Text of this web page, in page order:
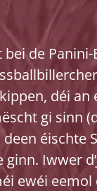
bei de
déi an
gi sinn
deen éischte
ginn. Iwwer
ewéi eemol